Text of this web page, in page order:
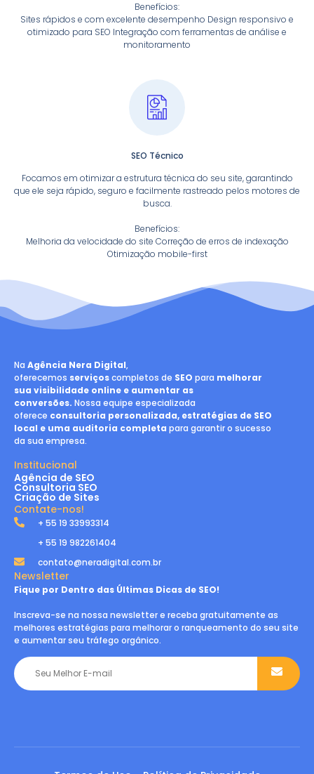
Benefícios:
Sites rápidos e com excelente desempenho Design responsivo e
otimizado para SEO Integração com ferramentas de análise e
monitoramento
SEO Técnico
Focamos em otimizar a estrutura técnica do seu site, garantindo
que ele seja rápido, seguro e facilmente rastreado pelos motores de
busca.
Benefícios:
Melhoria da velocidade do site Correção de erros de indexação
Otimização mobile-first
Na Agência Nera Digital,
oferecemos serviçoscompletos de SEO para melhorar
sua visibilidade online e aumentar as
conversões. Nossa equipe especializada
oferece consultoria personalizada, estratégias de SEO
local e uma auditoria completa para garantir o sucesso
da sua empresa.
Institucional
Agência de SEO
Consultoria SEO
Criação de Sites
Contate-nos!
+ 55 19 33993314
+ 55 19 982261404
contato@neradigital.com.br
Newsletter
Fique por Dentro das Últimas Dicas de SEO!
Inscreva-se na nossa newsletter e receba gratuitamente as
melhores estratégias para melhorar o ranqueamento do seu site
e aumentar seu tráfego orgânico.